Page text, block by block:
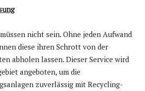
nicht sein. Ohne jeden Aufwand
diese ihren Schrott von der
abholen lassen. Dieser Service wird
angeboten, um die
zuverlässig mit Recycling-